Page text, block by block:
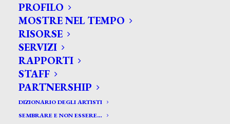
PROFILO
MOSTRE NEL TEMPO
RISORSE
SERVIZI
RAPPORTI
STAFF
PARTNERSHIP
DIZIONARIO DEGLI ARTISTI
SEMBRARE E NON ESSERE…
CERCA TRA GLI ARTISTI:
Search
for: